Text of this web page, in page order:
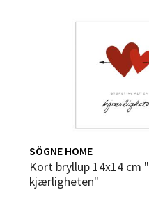
SÖGNE HOME
Kort bryllup 14x14 cm "Størst av alt er
kjærligheten"
Ski - Thon
Ski Storsenter,
Åpent i dag 10-21
0 i butikk